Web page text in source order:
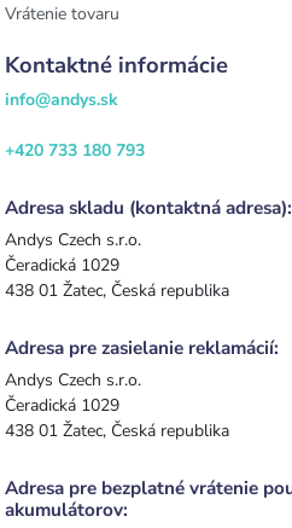
Vrátenie tovaru
Kontaktné informácie
info@andys.sk
+420 733 180 793
Adresa skladu (kontaktná adresa):
Andys Czech s.r.o.
Čeradická 1029
438 01 Žatec, Česká republika
Adresa pre zasielanie reklamácií:
Andys Czech s.r.o.
Čeradická 1029
438 01 Žatec, Česká republika
Adresa pre bezplatné vrátenie
akumulátorov: